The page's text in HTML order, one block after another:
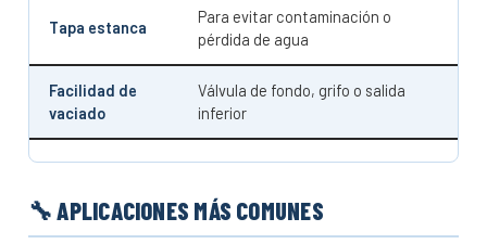
Tapa estanca
Para evitar contaminación o
pérdida de agua
Facilidad de
vaciado
Válvula de fondo, grifo o salida
inferior
🔧 APLICACIONES MÁS COMUNES